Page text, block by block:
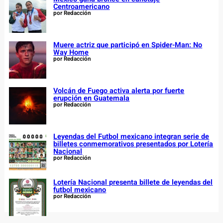
Centroamericano
por Redacción
Muere actriz que participó en Spider-Man: No
Way Home
por Redacción
Volcán de Fuego activa alerta por fuerte
erupción en Guatemala
por Redacción
Leyendas del Futbol mexicano integran serie de
billetes conmemorativos presentados por Lotería
Nacional
por Redacción
Lotería Nacional presenta billete de leyendas del
futbol mexicano
por Redacción